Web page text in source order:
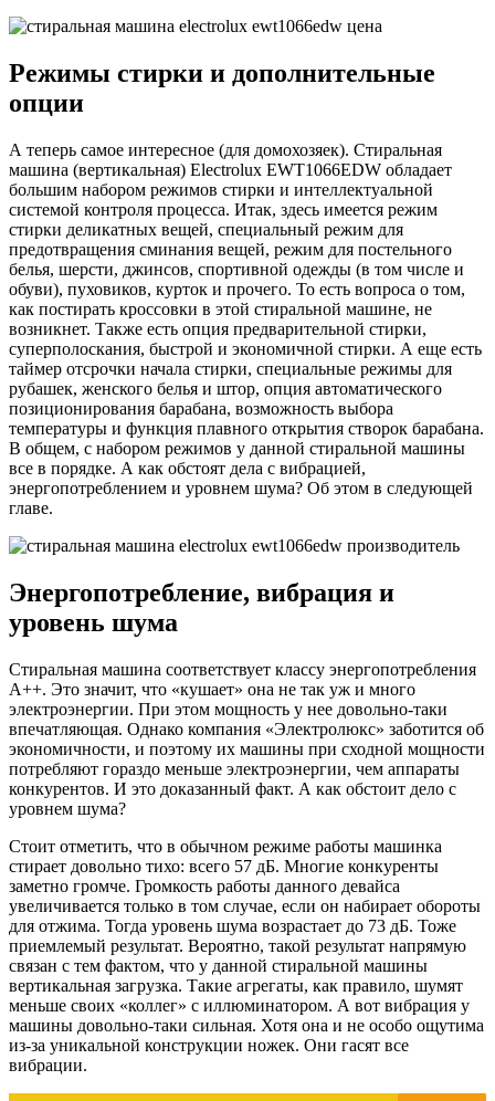
Режимы стирки и дополнительные
опции
А теперь самое интересное (для домохозяек). Стиральная
машина (вертикальная) Electrolux EWT1066EDW обладает
большим набором режимов стирки и интеллектуальной
системой контроля процесса. Итак, здесь имеется режим
стирки деликатных вещей, специальный режим для
предотвращения сминания вещей, режим для постельного
белья, шерсти, джинсов, спортивной одежды (в том числе и
обуви), пуховиков, курток и прочего. То есть вопроса о том,
как постирать кроссовки в этой стиральной машине, не
возникнет. Также есть опция предварительной стирки,
суперполоскания, быстрой и экономичной стирки. А еще есть
таймер отсрочки начала стирки, специальные режимы для
рубашек, женского белья и штор, опция автоматического
позиционирования барабана, возможность выбора
температуры и функция плавного открытия створок барабана.
В общем, с набором режимов у данной стиральной машины
все в порядке. А как обстоят дела с вибрацией,
энергопотреблением и уровнем шума? Об этом в следующей
главе.
Энергопотребление, вибрация и
уровень шума
Стиральная машина соответствует классу энергопотребления
А++. Это значит, что «кушает» она не так уж и много
электроэнергии. При этом мощность у нее довольно-таки
впечатляющая. Однако компания «Электролюкс» заботится об
экономичности, и поэтому их машины при сходной мощности
потребляют гораздо меньше электроэнергии, чем аппараты
конкурентов. И это доказанный факт. А как обстоит дело с
уровнем шума?
Стоит отметить, что в обычном режиме работы машинка
стирает довольно тихо: всего 57 дБ. Многие конкуренты
заметно громче. Громкость работы данного девайса
увеличивается только в том случае, если он набирает обороты
для отжима. Тогда уровень шума возрастает до 73 дБ. Тоже
приемлемый результат. Вероятно, такой результат напрямую
связан с тем фактом, что у данной стиральной машины
вертикальная загрузка. Такие агрегаты, как правило, шумят
меньше своих «коллег» с иллюминатором. А вот вибрация у
машины довольно-таки сильная. Хотя она и не особо ощутима
из-за уникальной конструкции ножек. Они гасят все
вибрации.